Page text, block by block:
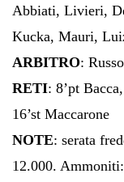
Abbiati, Livieri,
Kucka, Mauri,
ARBITRO:
RETI: 8’pt
16’st Maccarone
NOTE: serata
12.000.